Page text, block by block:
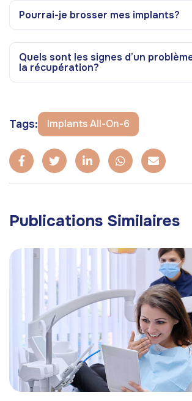
Pourrai-je brosser mes implants?
Quels sont les signes d’un
la récupération?
Tags: Implants All-On-6
Publications Similaires